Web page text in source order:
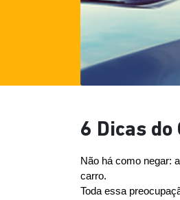
6 Dicas
Não há como negar:
carro.
Toda essa